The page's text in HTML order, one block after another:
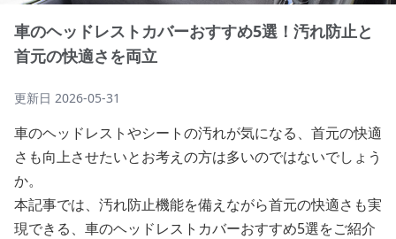
車のヘッドレストカバーおすすめ5選！汚れ防止と
首元の快適さを両立
更新日 2026-05-31
車のヘッドレストやシートの汚れが気になる、首元の快適
さも向上させたいとお考えの方は多いのではないでしょう
か。
本記事では、汚れ防止機能を備えながら首元の快適さも実
現できる、車のヘッドレストカバーおすすめ5選をご紹介